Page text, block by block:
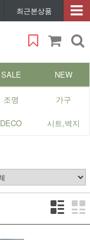
최근본상품
SALE NEW
조명 가구
DECO 시트,벽지